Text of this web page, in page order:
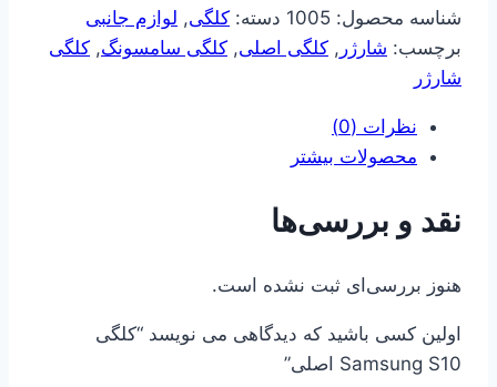
شناسه محصول: 1005 دسته: کلگی, لوازم جانبی
برچسب: شارژر , کلگی اصلی, کلگی سامسونگ, کلگی
شارژر
نظرات (0)
محصولات بیشتر
نقد و بررسی‌ها
هنوز بررسی‌ای ثبت نشده است.
اولین کسی باشید که دیدگاهی می نویسد “کلگی
Samsung S10 اصلی”